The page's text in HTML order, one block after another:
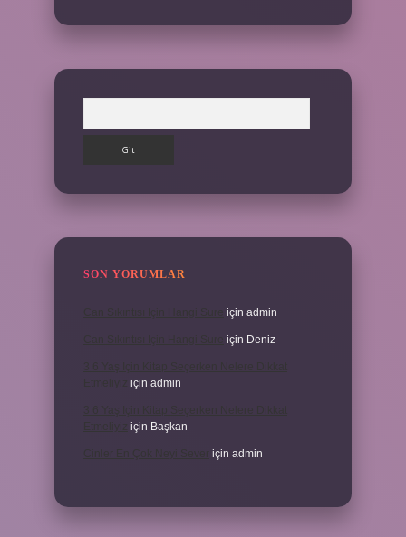
SON YORUMLAR
için admin
için Deniz
için admin
için Başkan
Cinler En Çok Neyi Sever için admin